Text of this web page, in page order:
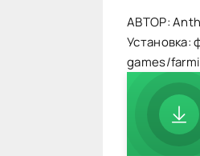
АВТОР:
Установка:
games/